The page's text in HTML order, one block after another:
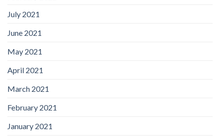
July 2021
June 2021
May 2021
April 2021
March 2021
February 2021
January 2021